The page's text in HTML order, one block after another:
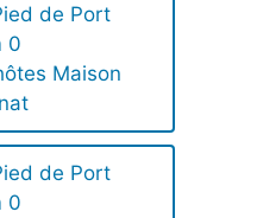
de Port
0
Maison
de Port
0